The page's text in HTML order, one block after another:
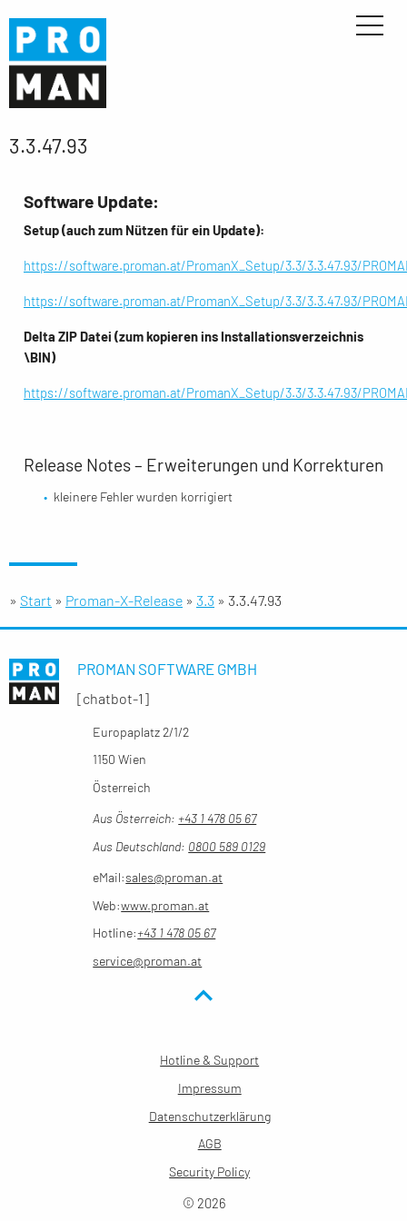
3.3.47.93
Software Update:
Setup (auch zum Nützen für ein Update):
https://software.proman.at/PromanX_Setup/3.3/3.3.47.93/
https://software.proman.at/PromanX_Setup/3.3/3.3.47.93/
Delta ZIP Datei (zum kopieren ins Installationsverzeichnis
\BIN)
https://software.proman.at/PromanX_Setup/3.3/3.3.47.93/
Release Notes – Erweiterungen und Korrekturen
kleinere Fehler wurden korrigiert
» Start » Proman-X-Release » 3.3 » 3.3.47.93
PROMAN SOFTWARE GMBH
[chatbot-1]
Europaplatz 2/1/2
1150 Wien
Österreich
Aus Österreich: +43 1 478 05 67
Aus Deutschland: 0800 589 0129
eMail:sales@proman.at
Web:www.proman.at
Hotline:+43 1 478 05 67
service@proman.at
Hotline & Support
Impressum
Datenschutzerklärung
AGB
Security Policy
© 2026